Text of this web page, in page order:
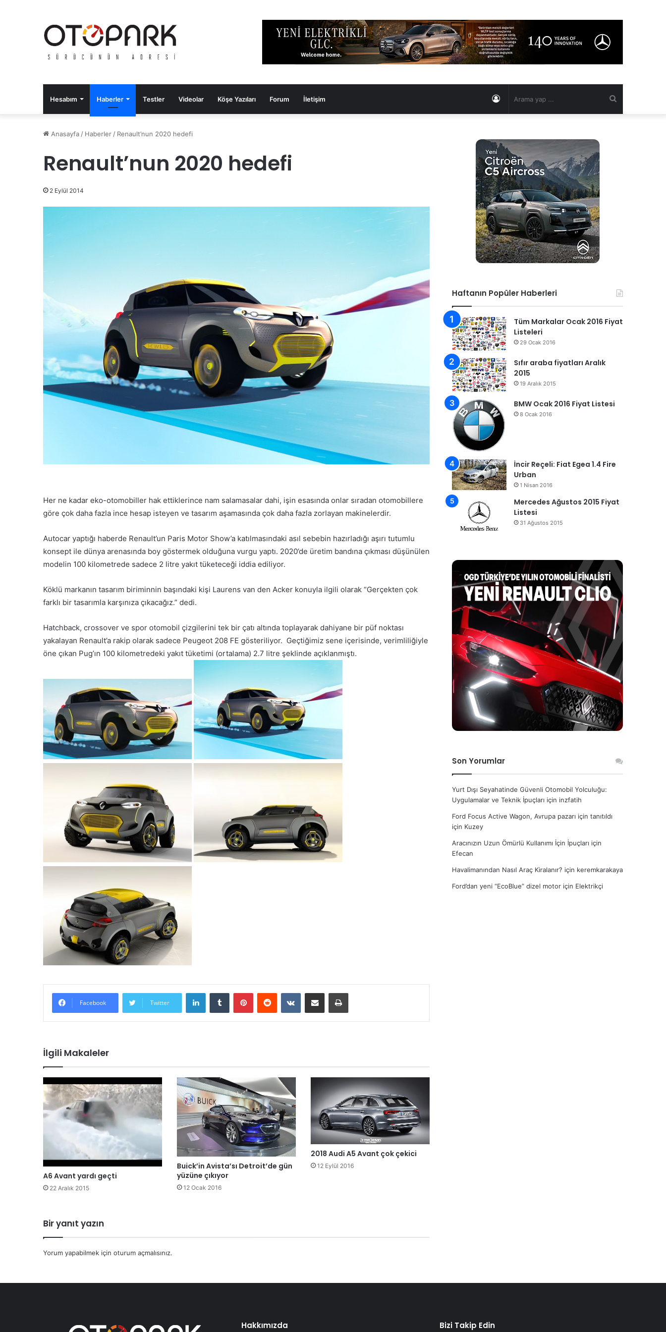
Hesabım Haberler Testler Videolar Köşe Yazıları Forum İletişim Kayıt
Anasayfa / Haberler / Renault’nun 2020 hedefi
Renault’nun 2020 hedefi
2 Eylül 2014
Her ne kadar eko-otomobiller hak ettiklerince nam salamasalar dahi, işin esasında onlar sıradan otomobillere
göre çok daha fazla ince hesap isteyen ve tasarım aşamasında çok daha fazla zorlayan makinelerdir.
Autocar yaptığı haberde Renault’un Paris Motor Show’a katılmasındaki asıl sebebin hazırladığı aşırı tutumlu
konsept ile dünya arenasında boy göstermek olduğuna vurgu yaptı. 2020’de üretim bandına çıkması düşünülen
modelin 100 kilometrede sadece 2 litre yakıt tüketeceği iddia ediliyor.
Köklü markanın tasarım biriminnin başındaki kişi Laurens van den Acker konuyla ilgili olarak “Gerçekten çok
farklı bir tasarımla karşınıza çıkacağız.” dedi.
Hatchback, crossover ve spor otomobil çizgilerini tek bir çatı altında toplayarak dahiyane bir püf noktası
yakalayan Renault’a rakip olarak sadece Peugeot 208 FE gösteriliyor. Geçtiğimiz sene içerisinde, verimliliğiyle
öne çıkan Pug’ın 100 kilometredeki yakıt tüketimi (ortalama) 2.7 litre şeklinde açıklanmıştı.
Facebook Twitter
İlgili Makaleler
A6 Avant yardı geçti
22 Aralık 2015
Buick’in Avista’sı Detroit’de gün
yüzüne çıkıyor
12 Ocak 2016
2018 Audi A5 Avant çok çekici
12 Eylül 2016
Bir yanıt yazın
Yorum yapabilmek için oturum açmalısınız.
Haftanın Popüler Haberleri
Tüm Markalar Ocak 2016 Fiyat
Listeleri
29 Ocak 2016
Sıfır araba fiyatları Aralık
2015
19 Aralık 2015
BMW Ocak 2016 Fiyat Listesi
8 Ocak 2016
İncir Reçeli: Fiat Egea 1.4 Fire
Urban
1 Nisan 2016
Mercedes Ağustos 2015 Fiyat
Listesi
31 Ağustos 2015
Son Yorumlar
Yurt Dışı Seyahatinde Güvenli Otomobil Yolculuğu:
Uygulamalar ve Teknik İpuçları için inzfatih
Ford Focus Active Wagon, Avrupa pazarı için tanıtıldı
için Kuzey
Aracınızın Uzun Ömürlü Kullanımı İçin İpuçları için
Efecan
Havalimanından Nasıl Araç Kiralanır? için keremkarakaya
Ford’dan yeni “EcoBlue” dizel motor için Elektrikçi
Hakkımızda Bizi Takip Edin